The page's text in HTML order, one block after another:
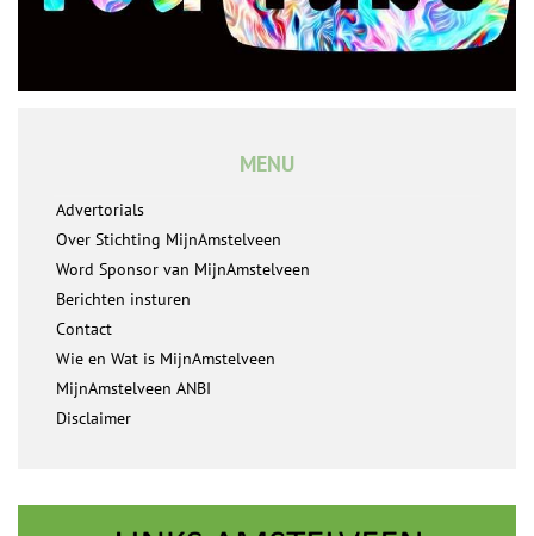
MENU
Advertorials
Over Stichting MijnAmstelveen
Word Sponsor van MijnAmstelveen
Berichten insturen
Contact
Wie en Wat is MijnAmstelveen
MijnAmstelveen ANBI
Disclaimer